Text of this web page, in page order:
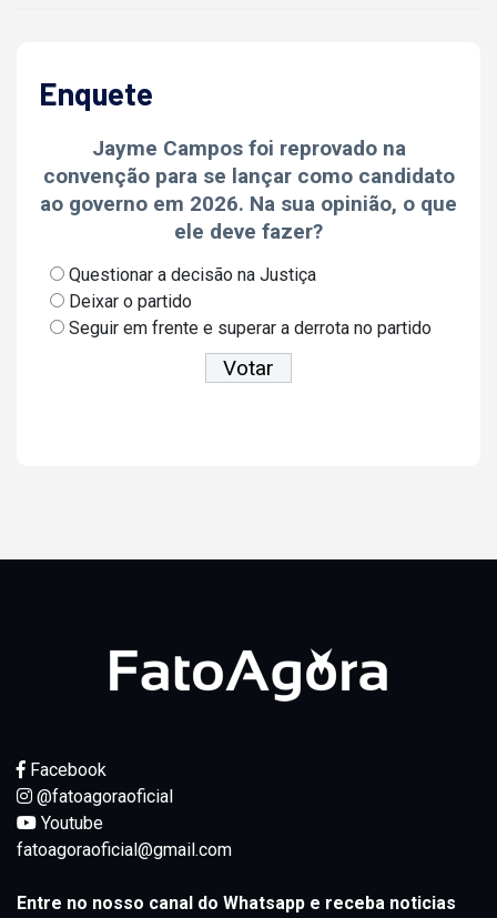
Enquete
Jayme Campos foi reprovado na
convenção para se lançar como candidato
ao governo em 2026. Na sua opinião, o que
ele deve fazer?
Questionar a decisão na Justiça
Deixar o partido
Seguir em frente e superar a derrota no partido
Facebook
@fatoagoraoficial
Youtube
fatoagoraoficial@gmail.com
Entre no nosso canal do Whatsapp e receba noticias